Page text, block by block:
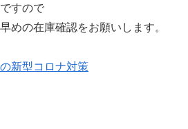
すので
めの在庫確認をお願いします。
新型コロナ対策